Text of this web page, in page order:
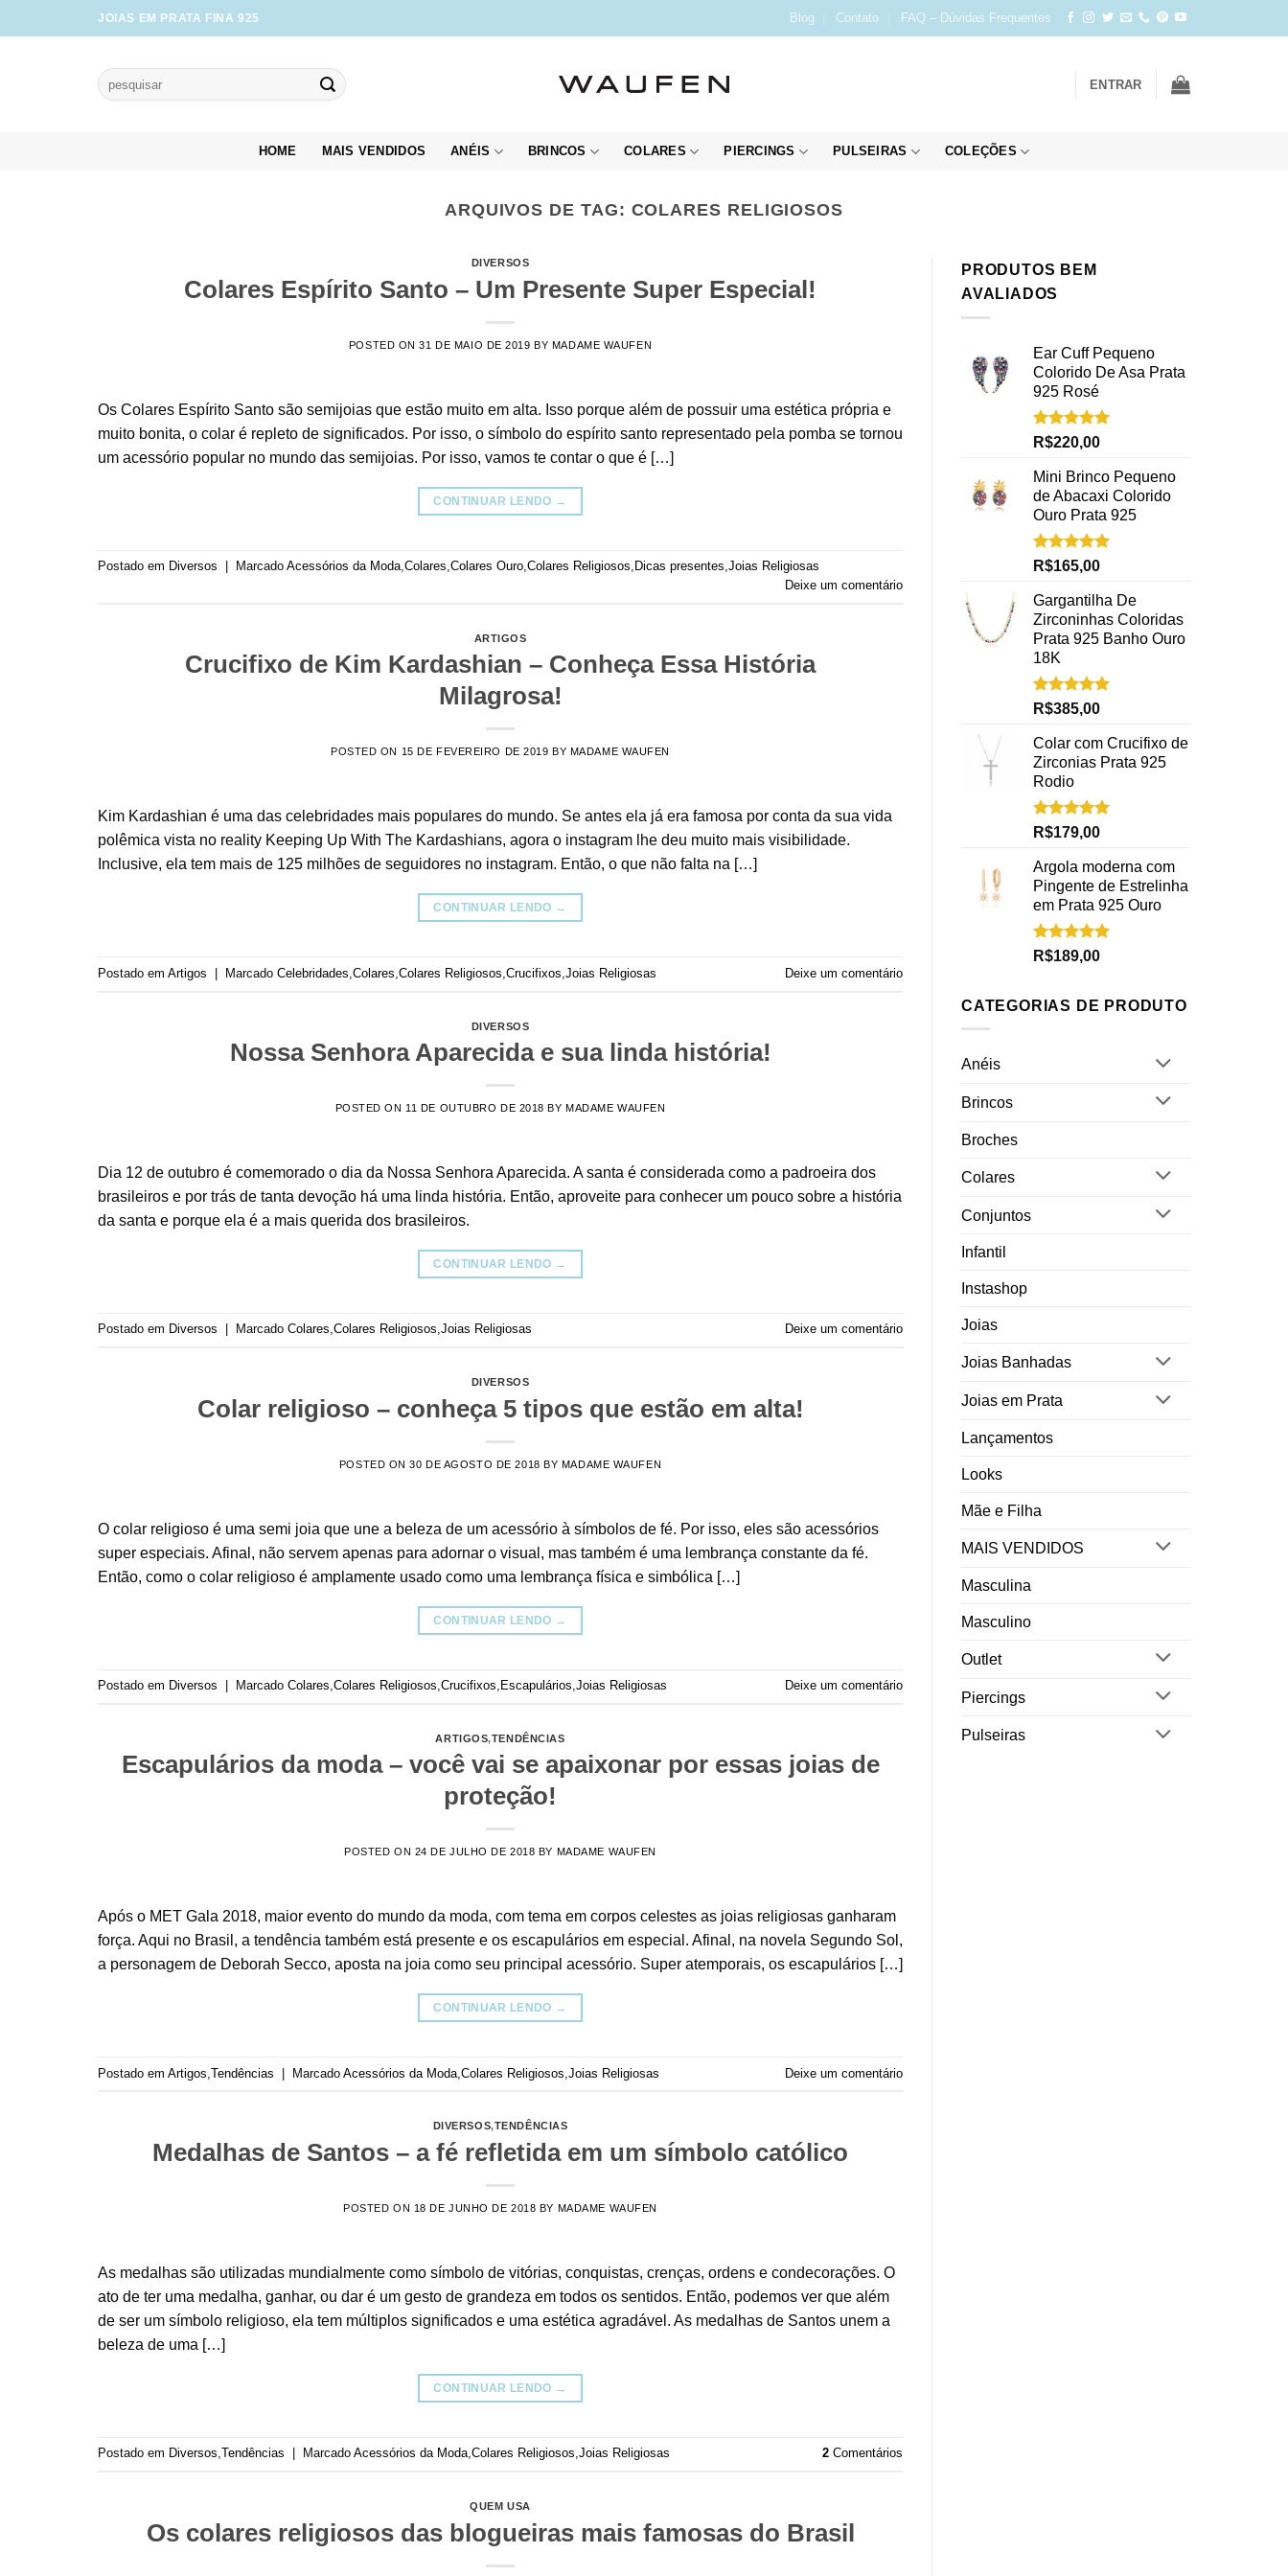
to
JOIAS EM PRATA FINA 925 Blog Contato FAQ – Dúvidas Frequentes
Pesquisar
por:
ENTRAR
HOME MAIS VENDIDOS ANÉIS BRINCOS COLARES PIERCINGS PULSEIRAS COLEÇÕES
ARQUIVOS DE TAG: COLARES RELIGIOSOS
DIVERSOS
Colares Espírito Santo – Um Presente Super Especial!
POSTED ON31 DE MAIO DE 2019 BY MADAME WAUFEN
Os Colares Espírito Santo são semijoias que estão muito em alta. Isso porque além de possuir uma estética própria e
muito bonita, o colar é repleto de significados. Por isso, o símbolo do espírito santo representado pela pomba se tornou
um acessório popular no mundo das semijoias. Por isso, vamos te contar o que é […]
CONTINUAR LENDO →
Postado em Diversos Marcado Acessórios da Moda,Colares,Colares Ouro,Colares Religiosos, Dicas presentes,Joias Religiosas
Deixe um comentário
ARTIGOS
Crucifixo de Kim Kardashian – Conheça Essa História
Milagrosa!
POSTED ON 15 DE FEVEREIRO DE 2019 BY MADAME WAUFEN
Kim Kardashian é uma das celebridades mais populares do mundo. Se antes ela já era famosa por conta da sua vida
polêmica vista no reality Keeping Up With The Kardashians, agora o instagram lhe deu muito mais visibilidade.
Inclusive, ela tem mais de 125 milhões de seguidores no instagram. Então, o que não falta na […]
CONTINUAR LENDO →
Postado em Artigos Marcado Celebridades Colares Colares Religiosos Crucifixos Joias Religiosas Deixe um comentário
DIVERSOS
Nossa Senhora Aparecida e sua linda história!
POSTED ON 11 DE OUTUBRO DE 2018 BYMADAME WAUFEN
Dia 12 de outubro é comemorado o dia da Nossa Senhora Aparecida. A santa é considerada como a padroeira dos
brasileiros e por trás de tanta devoção há uma linda história. Então, aproveite para conhecer um pouco sobre a história
da santa e porque ela é a mais querida dos brasileiros.
CONTINUAR LENDO →
Postado em Diversos Marcado Colares,Colares Religiosos,Joias Religiosas Deixe um comentário
DIVERSOS
Colar religioso – conheça 5 tipos que estão em alta!
POSTED ON30 DE AGOSTO DE 2018 BY MADAME WAUFEN
O colar religioso é uma semi joia que une a beleza de um acessório à símbolos de fé. Por isso, eles são acessórios
super especiais. Afinal, não servem apenas para adornar o visual, mas também é uma lembrança constante da fé.
Então, como o colar religioso é amplamente usado como uma lembrança física e simbólica […]
CONTINUAR LENDO →
Postado em Diversos Marcado Colares,Colares Religiosos,Crucifixos, Escapulários,Joias Religiosas Deixe um comentário
ARTIGOS,TENDÊNCIAS
Escapulários da moda – você vai se apaixonar por essas joias de
proteção!
POSTED ON 24 DE JULHO DE 2018 BY MADAME WAUFEN
Após o MET Gala 2018, maior evento do mundo da moda, com tema em corpos celestes as joias religiosas ganharam
força. Aqui no Brasil, a tendência também está presente e os escapulários em especial. Afinal, na novela Segundo Sol,
a personagem de Deborah Secco, aposta na joia como seu principal acessório. Super atemporais, os escapulários […]
CONTINUAR LENDO →
Postado em Artigos Tendências Marcado Acessórios da Moda Colares Religiosos Joias Religiosas Deixe um comentário
DIVERSOS,TENDÊNCIAS
Medalhas de Santos – a fé refletida em um símbolo católico
POSTED ON 18 DE JUNHO DE 2018 BY MADAME WAUFEN
As medalhas são utilizadas mundialmente como símbolo de vitórias, conquistas, crenças, ordens e condecorações. O
ato de ter uma medalha, ganhar, ou dar é um gesto de grandeza em todos os sentidos. Então, podemos ver que além
de ser um símbolo religioso, ela tem múltiplos significados e uma estética agradável. As medalhas de Santos unem a
beleza de uma […]
CONTINUAR LENDO →
Postado em Diversos,Tendências Marcado Acessórios da Moda,Colares Religiosos,Joias Religiosas 2 Comentários
QUEM USA
Os colares religiosos das blogueiras mais famosas do Brasil
PRODUTOS BEM
AVALIADOS
Ear Cuff Pequeno
Colorido De Asa Prata
925 Rosé
Avaliação
R$220,00
Mini Brinco Pequeno
de Abacaxi Colorido
Ouro Prata 925
Avaliação
R$165,00
Gargantilha De
Zirconinhas Coloridas
Prata 925 Banho Ouro
18K
Avaliação
R$385,00
Colar com Crucifixo de
Zirconias Prata 925
Rodio
Avaliação
R$179,00
Argola moderna com
Pingente de Estrelinha
em Prata 925 Ouro
Avaliação
R$189,00
CATEGORIAS DE PRODUTO
Anéis
Brincos
Broches
Colares
Conjuntos
Infantil
Instashop
Joias
Joias Banhadas
Joias em Prata
Lançamentos
Looks
Mãe e Filha
MAIS VENDIDOS
Masculina
Masculino
Outlet
Piercings
Pulseiras